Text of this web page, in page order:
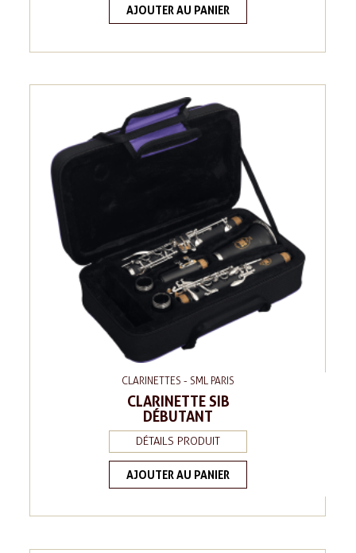
AJOUTER AU PANIER
CLARINETTES - SML PARIS
CLARINETTE SIB
DÉBUTANT
DÉTAILS PRODUIT
AJOUTER AU PANIER